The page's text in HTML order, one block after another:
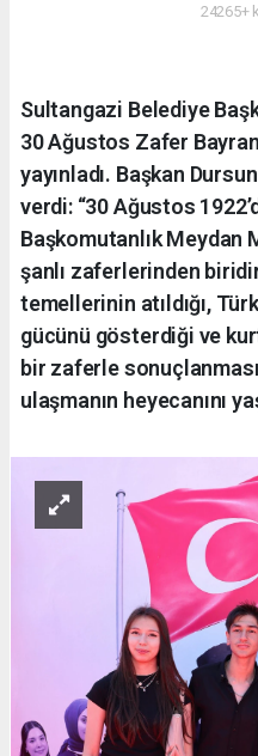
24265+
Sultangazi Belediye
30 Ağustos Zafer
yayınladı. Başkan
verdi: “30 Ağustos
Başkomutanlık Meydan
şanlı zaferlerinden
temellerinin atıldığı,
gücünü gösterdiği ve
bir zaferle
ulaşmanın heyecanını